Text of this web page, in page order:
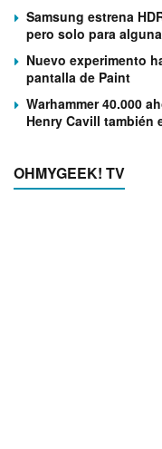
Samsung estrena
pero solo para
Nuevo experimento
pantalla de Paint
Warhammer 40.000
Henry Cavill también
OHMYGEEK! TV